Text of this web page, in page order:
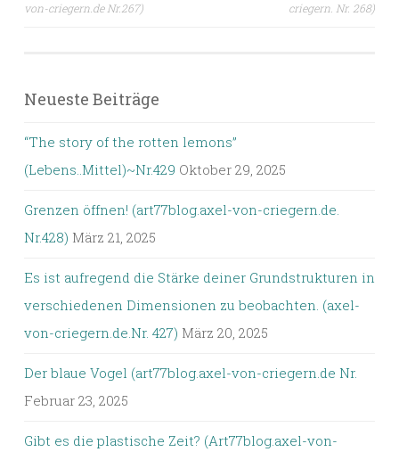
von-criegern.de Nr.267)
criegern. Nr. 268)
Neueste Beiträge
“The story of the rotten lemons”
(Lebens..Mittel)~Nr.429 Oktober 29, 2025
Grenzen öffnen! (art77blog.axel-von-criegern.de.
Nr.428) März 21, 2025
Es ist aufregend die Stärke deiner Grundstrukturen in
verschiedenen Dimensionen zu beobachten. (axel-
von-criegern.de.Nr. 427) März 20, 2025
Der blaue Vogel (art77blog.axel-von-criegern.de Nr.
Februar 23, 2025
Gibt es die plastische Zeit? (Art77blog.axel-von-